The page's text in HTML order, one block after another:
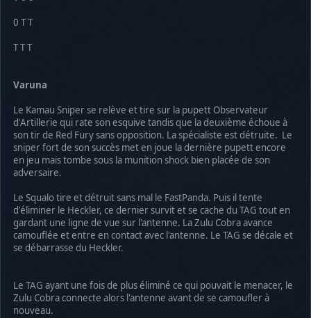
0 T T
T T T
Varuna
Le Kamau Sniper se relève et tire sur la pupett Observateur
d'Artillerie qui rate son esquive tandis que la deuxième échoue à
son tir de Red Fury sans opposition. La spécialiste est détruite. Le
sniper fort de son succès met en joue la dernière pupett encore
en jeu mais tombe sous la munition shock bien placée de son
adversaire.
Le Squalo tire et détruit sans mal le FastPanda. Puis il tente
d'éliminer le Heckler, ce dernier survit et se cache du TAG tout en
gardant une ligne de vue sur l'antenne. La Zulu Cobra avance
camouflée et entre en contact avec l'antenne. Le TAG se décale et
se débarrasse du Heckler.
Le TAG ayant une fois de plus éliminé ce qui pouvait le menacer, le
Zulu Cobra connecte alors l'antenne avant de se camoufler à
nouveau.